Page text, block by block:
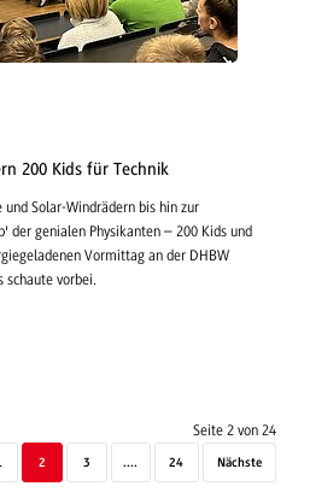
200 Kids für Technik
Solar-Windrädern bis hin zur
der genialen Physikanten – 200 Kids und
Vormittag an der DHBW
schaute vorbei.
Seite 2 von 24
2 3 .... 24 Nächste